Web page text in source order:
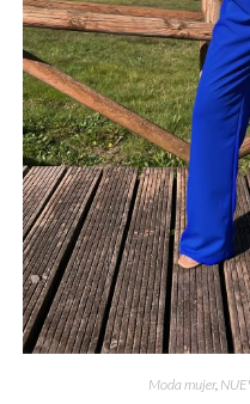
Moda mujer,